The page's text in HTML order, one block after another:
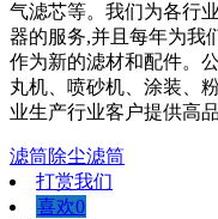
气滤芯等。我们为各行
器的服务,并且每年为我
作为新的滤材和配件。
丸机、喷砂机、涂装、
业生产行业客户提供高
滤筒除尘滤筒
打赏我们
喜欢0